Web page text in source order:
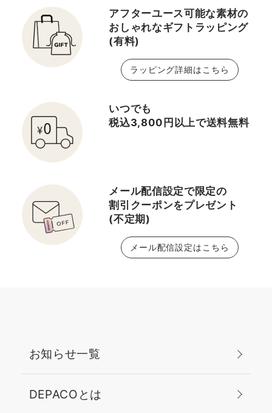
アフターユース可能な素材の
おしゃれなギフトラッピング
(有料)
ラッピング詳細はこちら
いつでも
税込3,800円以上で送料無料
メール配信設定で限定の
割引クーポンをプレゼント
(不定期)
メール配信設定はこちら
お知らせ一覧
DEPACOとは